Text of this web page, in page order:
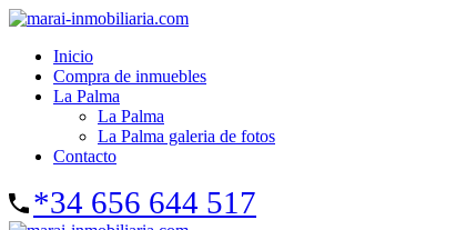
Inicio
Compra de inmuebles
La Palma
La Palma
La Palma galeria de fotos
Contacto
*34 656 644 517